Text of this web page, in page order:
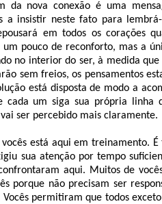
da nova conexão é uma
a insistir neste fato para
em todos os corações
um pouco de reconforto, mas a
no interior do ser, à medida
sem freios, os pensamentos
está disposta de modo a
cada um siga sua própria linha
ser percebido mais claramente.
está aqui em treinamento.
sua atenção por tempo
aqui. Muitos de
porque não precisam ser
Vocês permitiram que todos